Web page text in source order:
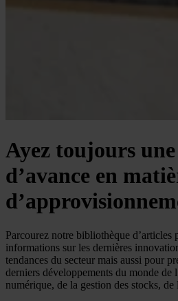
Ayez toujours
d’avance en
Parcourez notre bibliothèque d’articles
informations sur les dernières
tendances du secteur mais aussi pour
derniers développements du monde de
numérique, de la gestion des stocks,